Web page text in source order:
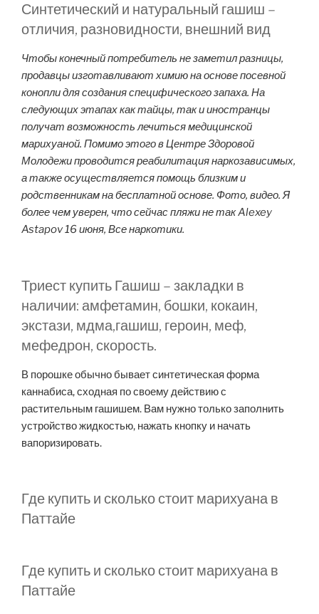
Синтетический и натуральный гашиш –
отличия, разновидности, внешний вид
Чтобы конечный потребитель не заметил разницы,
продавцы изготавливают химию на основе посевной
конопли для создания специфического запаха. На
следующих этапах как тайцы, так и иностранцы
получат возможность лечиться медицинской
марихуаной. Помимо этого в Центре Здоровой
Молодежи проводится реабилитация наркозависимых,
а также осуществляется помощь близким и
родственникам на бесплатной основе. Фото, видео. Я
более чем уверен, что сейчас пляжи не так Alexey
Astapov 16 июня, Все наркотики.
Триест купить Гашиш – закладки в
наличии: амфетамин, бошки, кокаин,
экстази, мдма,гашиш, героин, меф,
мефедрон, скорость.
В порошке обычно бывает синтетическая форма
каннабиса, сходная по своему действию с
растительным гашишем. Вам нужно только заполнить
устройство жидкостью, нажать кнопку и начать
вапоризировать.
Где купить и сколько стоит марихуана в
Паттайе
Где купить и сколько стоит марихуана в
Паттайе